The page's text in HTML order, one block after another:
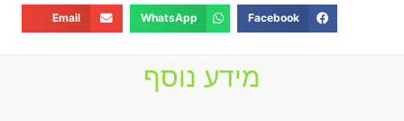
Facebook
WhatsApp
Email
מידע נוסף